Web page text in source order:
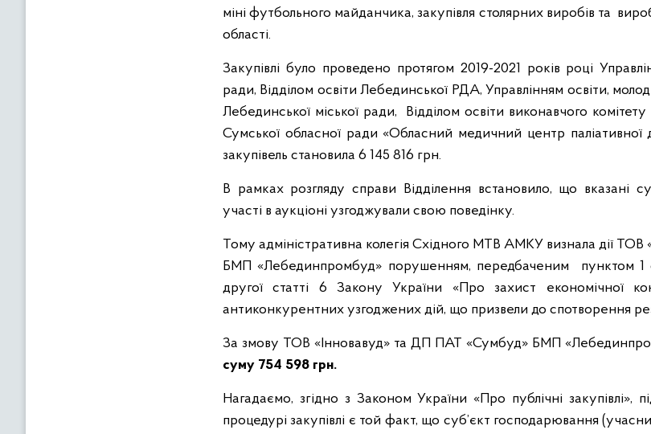
міні футбольного майданчика, закупівля столярних виробів та
області.
Закупівлі було проведено протягом 2019-2021 років році
ради, Відділом освіти Лебединської РДА, Управлінням освіти,
Лебединської міської ради, Відділом освіти виконавчого
Сумської обласної ради «Обласний медичний центр паліативної
закупівель становила 6 145 816 грн.
В рамках розгляду справи Відділення встановило, що вказані
участі в аукціоні узгоджували свою поведінку.
Тому адміністративна колегія Східного МТВ АМКУ визнала дії
БМП «Лебединпромбуд» порушенням, передбаченим пунктом 1
другої статті 6 Закону України «Про захист економічної
антиконкурентних узгоджених дій, що призвели до спотворення
За змову ТОВ «Інновавуд» та ДП ПАТ «Сумбуд» БМП
суму 754 598 грн.
Нагадаємо, згідно з Законом України «Про публічні закупівлі»,
процедурі закупівлі є той факт, що суб’єкт господарювання